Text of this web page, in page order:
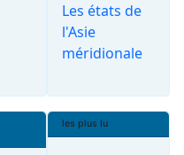
Les états de
l'Asie
méridionale
les plus lu